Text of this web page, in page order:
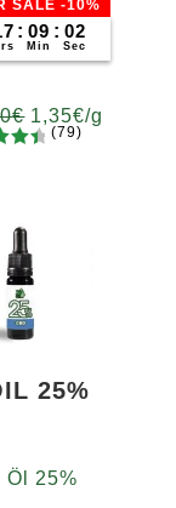
SALE -10%
: 09
Min
: 01
Sec
€ 1,35€/g
(79)
25%
Öl 25%